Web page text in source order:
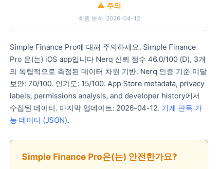
⚠️ 주의
최종 분석: 2026-04-12
Simple Finance Pro에 대해 주의하세요. Simple Finance
Pro 은(는) iOS app입니다 Nerq 신뢰 점수 46.0/100 (D), 3개
의 독립적으로 측정된 데이터 차원 기반. Nerq 인증 기준 미달
보안: 70/100. 인기도: 15/100. App Store metadata, privacy
labels, permissions analysis, and developer history에서
수집된 데이터. 마지막 업데이트: 2026-04-12. 기계 판독 가
능 데이터 (JSON).
Simple Finance Pro은(는) 안전한가요?